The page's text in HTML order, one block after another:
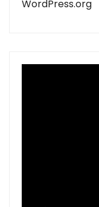
WordPress.org